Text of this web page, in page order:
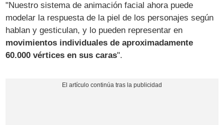
"Nuestro sistema de animación facial ahora puede
modelar la respuesta de la piel de los personajes según
hablan y gesticulan, y lo pueden representar en
movimientos individuales de aproximadamente
60.000 vértices en sus caras".